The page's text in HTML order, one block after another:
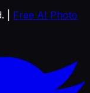
Free AI Photo